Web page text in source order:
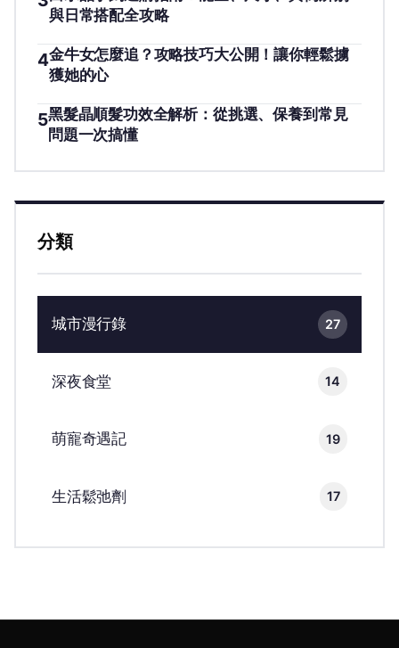
與日常搭配全攻略
4金牛女怎麼追？攻略技巧大公開！讓你輕鬆擄
獲她的心
5黑髮晶順髮功效全解析：從挑選、保養到常見
問題一次搞懂
分類
城市漫行錄 27
深夜食堂 14
萌寵奇遇記 19
生活鬆弛劑 17